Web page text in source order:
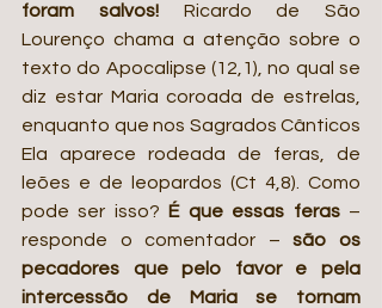
foram salvos! Ricardo de São
Lourenço chama a atenção sobre o
texto do Apocalipse (12,1), no qual se
diz estar Maria coroada de estrelas,
enquanto que nos Sagrados Cânticos
Ela aparece rodeada de feras, de
leões e de leopardos (Ct 4,8). Como
pode ser isso? É que essas feras –
responde o comentador – são os
pecadores que pelo favor e pela
intercessão de Maria se tornam